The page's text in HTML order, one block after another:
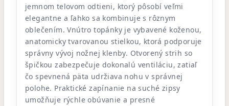
jemnom telovom odtieni, ktorý pôsobí veľmi
elegantne a ľahko sa kombinuje s rôznym
oblečením. Vnútro topánky je vybavené koženou,
anatomicky tvarovanou stielkou, ktorá podporuje
správny vývoj nožnej klenby. Otvorený strih so
špičkou zabezpečuje dokonalú ventiláciu, zatiaľ
čo spevnená päta udržiava nohu v správnej
polohe. Praktické zapínanie na suché zipsy
umožňuje rýchle obúvanie a presné